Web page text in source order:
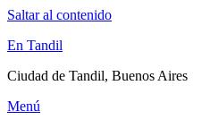
Saltar al contenido
En Tandil
Ciudad de Tandil, Buenos Aires
Menú